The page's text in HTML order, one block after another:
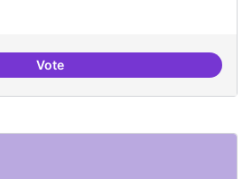
VoteAntenes Ateneu a altres punts